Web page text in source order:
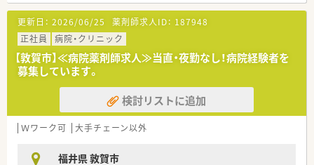
更新日： 2026/06/25 薬剤師求人ID： 187948
正社員
病院・クリニック
【敦賀市】≪病院薬剤師求人≫当直・夜勤なし！病院経験者を
募集しています。
検討リストに追加
Ｗワーク可 大手チェーン以外
福井県 敦賀市